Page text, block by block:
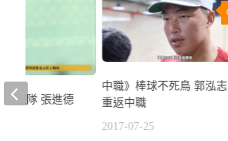
中職》棒球不死鳥 郭泓志
重返中職
2017-07-25
海盜隊 張進德